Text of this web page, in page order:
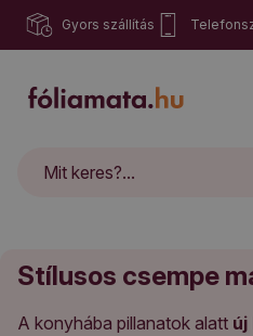
Gyors szállítás
Stílusos csempe
A konyhába pillanatok alatt új